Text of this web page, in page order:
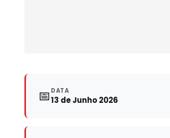
📅 DATA
13 de Junho 2026